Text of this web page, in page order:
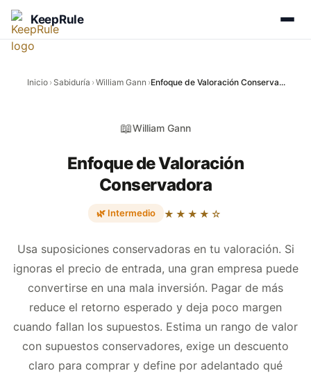
KeepRule
Inicio › Sabiduría ›William Gann ›Enfoque de Valoración Conserva...
📖William Gann
Enfoque de Valoración
Conservadora
🌿 Intermedio ★★★★☆
Usa suposiciones conservadoras en tu valoración. Si
ignoras el precio de entrada, una gran empresa puede
convertirse en una mala inversión. Pagar de más
reduce el retorno esperado y deja poco margen
cuando fallan los supuestos. Estima un rango de valor
con supuestos conservadores, exige un descuento
claro para comprar y define por adelantado qué